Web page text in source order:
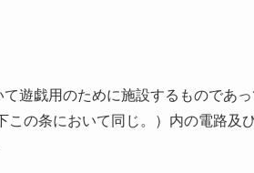
遊戯用のために施設するものであ
の条において同じ。）内の電路及